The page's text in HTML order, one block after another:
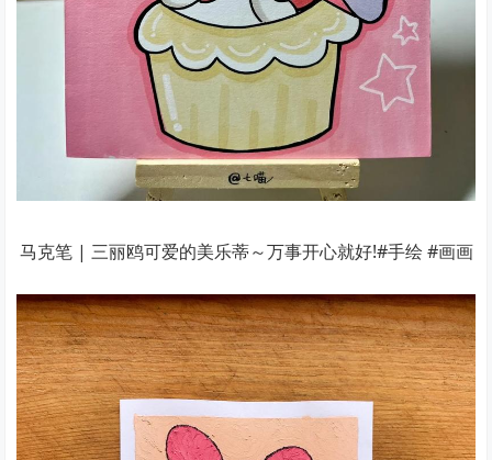
马克笔 | 三丽鸥可爱的美乐蒂～万事开心就好!#手绘 #画画